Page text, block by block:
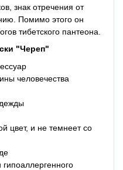
знак отречения от
Помимо этого он
тибетского пантеона.
"Череп"
человечества
цвет, и не темнеет со